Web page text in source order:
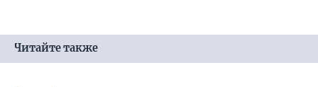
Читайте также